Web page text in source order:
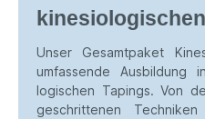
Unser Gesamtpaket
umfassende
logischen Tapings. Von
geschrittenen